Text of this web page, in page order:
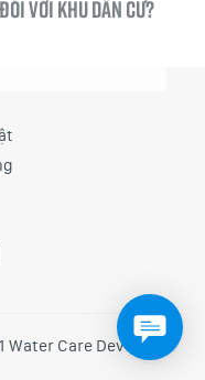
với khu dân cư?
Water Care Dev Team